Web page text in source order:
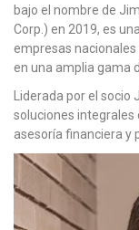
bajo el nombre de
Corp.) en 2019, es
empresas
en una amplia gama
Liderada por el socio
soluciones integrales
asesoría financiera y